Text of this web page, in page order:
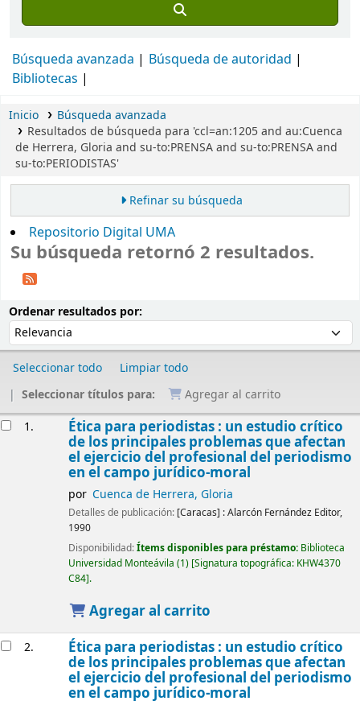
Búsqueda avanzada
Búsqueda de autoridad
Bibliotecas
Inicio
Búsqueda avanzada
Resultados de búsqueda para 'ccl=an:1205 and au:Cuenca
de Herrera, Gloria and su-to:PRENSA and su-to:PRENSA and
su-to:PERIODISTAS'
Refinar su búsqueda
Repositorio Digital UMA
Su búsqueda retornó 2 resultados.
Ordenar resultados por:
Seleccionar todo
Limpiar todo
Seleccionar títulos para:
Agregar al carrito
1. Ética para periodistas : un estudio crítico
de los principales problemas que afectan
el ejercicio del profesional del periodismo
en el campo jurídico-moral
por Cuenca de Herrera, Gloria
Detalles de publicación: [Caracas] :Alarcón Fernández Editor,
1990
Disponibilidad:Ítems disponibles para préstamo: Biblioteca
Universidad Monteávila (1) Signatura topográfica: KHW4370
C84 .
Agregar al carrito
2. Ética para periodistas : un estudio crítico
de los principales problemas que afectan
el ejercicio del profesional del periodismo
en el campo jurídico-moral